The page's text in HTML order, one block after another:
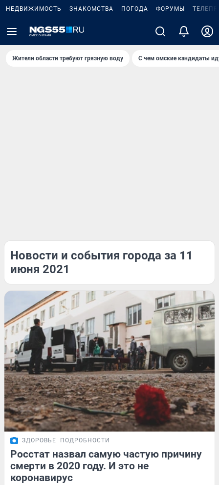
НЕДВИЖИМОСТЬ ЗНАКОМСТВА ПОГОДА ФОРУМЫ
Жители области требуют грязную воду С чем омские кандидаты
Новости и события города за 11
июня 2021
ЗДОРОВЬЕ ПОДРОБНОСТИ
Росстат назвал самую частую причину
смерти в 2020 году. И это не
коронавирус